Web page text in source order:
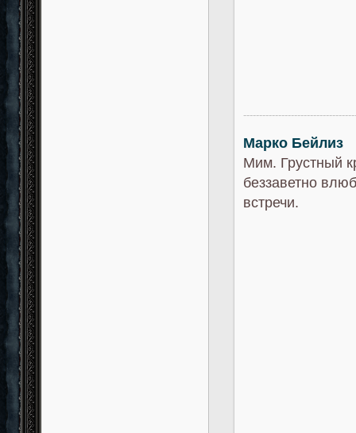
Марко Бейлиз
Мим. Грустный
беззаветно
встречи.